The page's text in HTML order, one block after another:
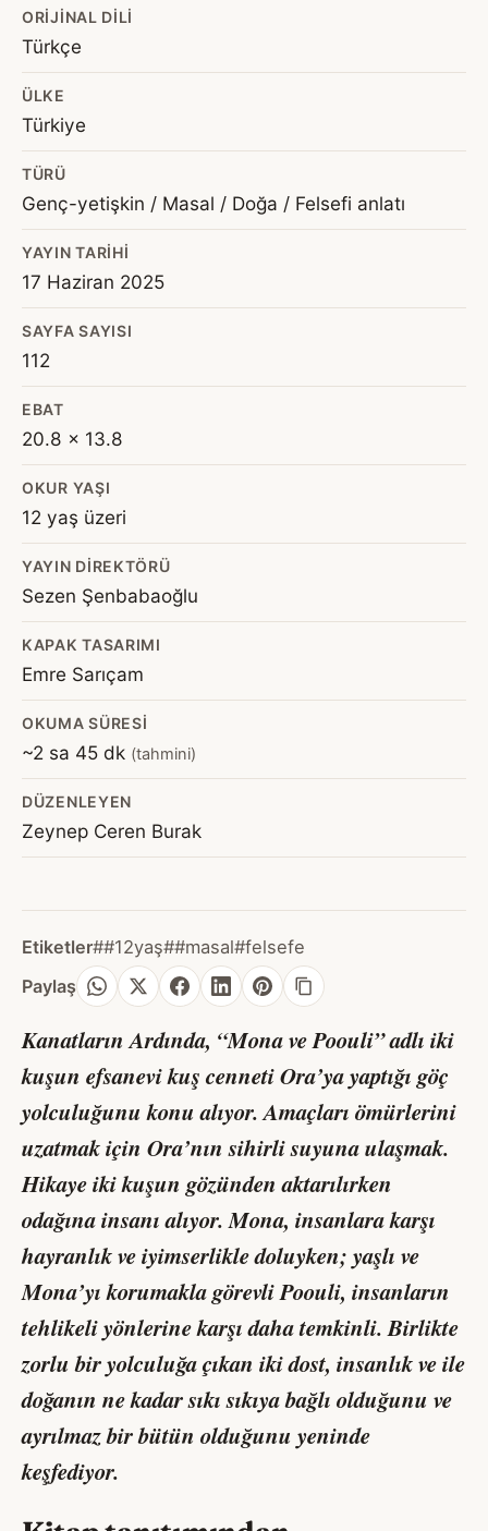
ORIJINAL DILI
Türkçe
ÜLKE
Türkiye
TÜRÜ
Genç-yetişkin / Masal / Doğa / Felsefi anlatı
YAYIN TARIHI
17 Haziran 2025
SAYFA SAYISI
112
EBAT
20.8 x 13.8
OKUR YAŞI
12 yaş üzeri
YAYIN DIREKTÖRÜ
Sezen Şenbabaoğlu
KAPAK TASARIMI
Emre Sarıçam
OKUMA SÜRESI
~2 sa 45 dk (tahmini)
DÜZENLEYEN
Zeynep Ceren Burak
Etiketler##12yaş##masal#felsefe
Paylaş
Kanatların Ardında, “Mona ve Poouli” adlı iki
kuşun efsanevi kuş cenneti Ora’ya yaptığı göç
yolculuğunu konu alıyor. Amaçları ömürlerini
uzatmak için Ora’nın sihirli suyuna ulaşmak.
Hikaye iki kuşun gözünden aktarılırken
odağına insanı alıyor. Mona, insanlara karşı
hayranlık ve iyimserlikle doluyken; yaşlı ve
Mona’yı korumakla görevli Poouli, insanların
tehlikeli yönlerine karşı daha temkinli. Birlikte
zorlu bir yolculuğa çıkan iki dost, insanlık ve ile
doğanın ne kadar sıkı sıkıya bağlı olduğunu ve
ayrılmaz bir bütün olduğunu yeninde
keşfediyor.